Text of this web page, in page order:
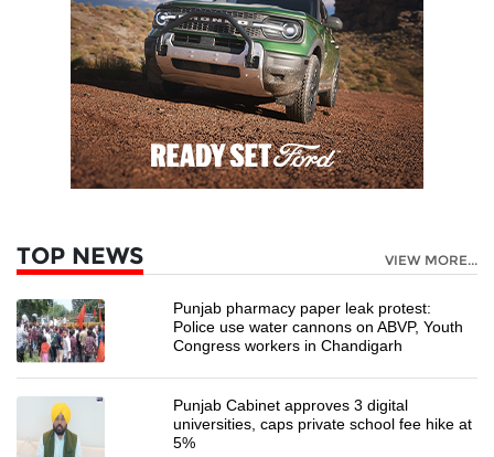
TOP NEWS VIEW MORE...
Punjab pharmacy paper leak protest:
Police use water cannons on ABVP, Youth
Congress workers in Chandigarh
Punjab Cabinet approves 3 digital
universities, caps private school fee hike at
5%